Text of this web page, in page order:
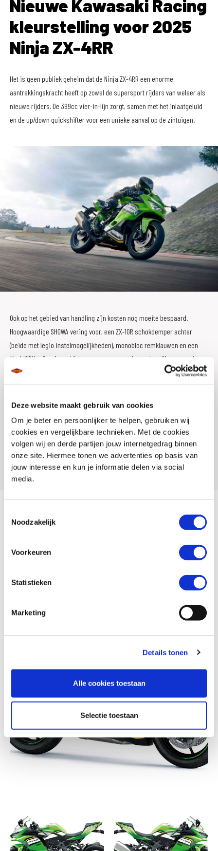
Deze website maakt gebruik van cookies
Om je beter en persoonlijker te helpen, gebruiken wij
cookies en vergelijkbare technieken. Met de cookies
volgen wij en derde partijen jouw internetgedrag binnen
onze site. Hiermee tonen we advertenties op basis van
jouw interesse en kun je informatie delen via social
media.
Noodzakelijk
Voorkeuren
Statistieken
Marketing
Details tonen
Alle cookies toestaan
Selectie toestaan
Nieuwe Kawasaki Racing
kleurstelling voor 2025
Ninja ZX-4RR
Het is geen publiek geheim dat de Ninja ZX-4RR een enorme
aantrekkingskracht heeft op zowel de supersport rijders van weleer als
nieuwe rijders. De 399cc vier-in-lijn zorgt, samen met het inlaatgeluid
en de up/down quickshifter voor een unieke aanval op de zintuigen.
Ook op het gebied van handling zijn kosten nog moeite bespaard.
Hoogwaardige SHOWA vering voor, een ZX-10R schokdemper achter
(beide met legio instelmogelijkheden), monobloc remklauwen en een
WorldSBK geïnspireerd frame zorgen voor scherpe handling en veel
vertrouwen. Om de sportieve aspiraties van de Ninja ZX-4RR kracht bij te
zetten is het full colour TFT-display uitgerust met een Track Mode welke
Om ook op straat maximaal rijplezier te beleven is deze Ninja voorzien
van hogere clip-ons en een comfortabele zithouding. De 2025 Ninja ZX-
4RR is in deze nieuwe kleurstelling vanaf midden oktober beschikbaar
bij deMotoPort Kawasaki dealers.
Kawasaki Racing
kleurstelling voor 2025
Ninja ZX-4RR